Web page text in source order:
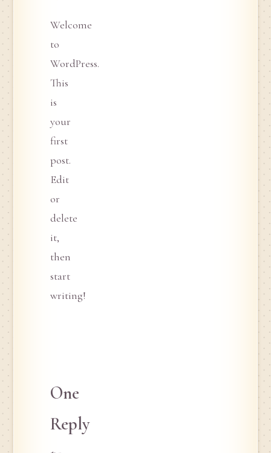
Welcome
to
WordPress.
This
is
your
first
post.
Edit
or
delete
it,
then
start
writing!
One
Reply